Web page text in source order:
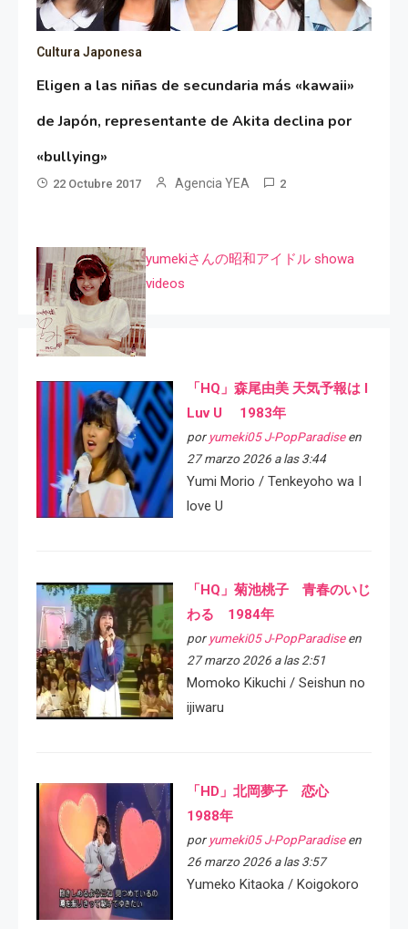
Cultura Japonesa
Eligen a las niñas de secundaria más «kawaii»
de Japón, representante de Akita declina por
«bullying»
22 Octubre 2017 Agencia YEA 2
yumekiさんの昭和アイドル showa
videos
「HQ」森尾由美 天気予報は I
Luv U 1983年
por yumeki05 J-PopParadiseen
27 marzo 2026 a las 3:44
Yumi Morio / Tenkeyoho wa I
love U
「HQ」菊池桃子 青春のいじ
わる 1984年
por yumeki05 J-PopParadiseen
27 marzo 2026 a las 2:51
Momoko Kikuchi / Seishun no
ijiwaru
「HD」北岡夢子 恋心
1988年
por yumeki05 J-PopParadiseen
26 marzo 2026 a las 3:57
Yumeko Kitaoka / Koigokoro